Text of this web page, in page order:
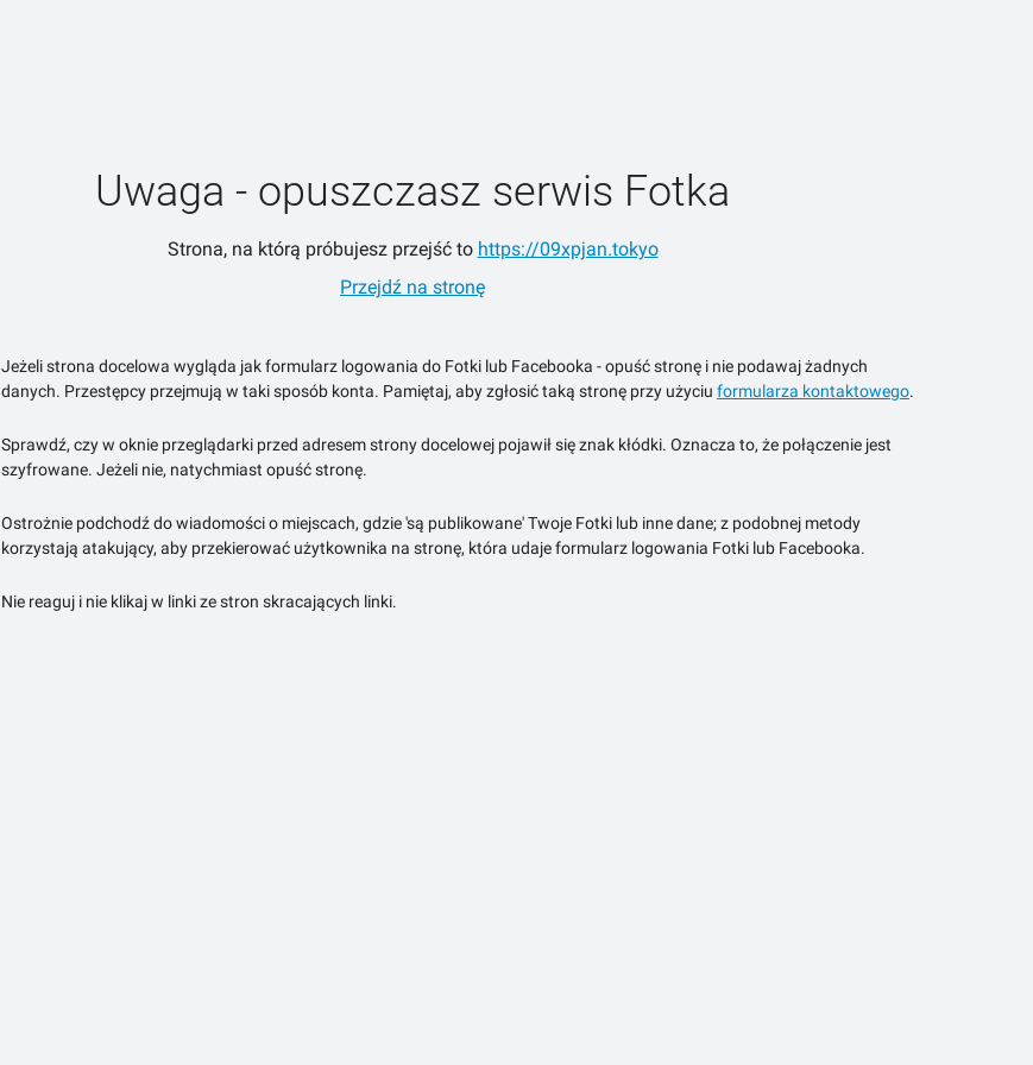
Uwaga - opuszczasz serwis Fotka
Strona, na którą próbujesz przejść to https://09xpjan.tokyo
Przejdź na stronę
Jeżeli strona docelowa wygląda jak formularz logowania do Fotki lub Facebooka - opuść stronę i nie podawaj żadnych
danych. Przestępcy przejmują w taki sposób konta. Pamiętaj, aby zgłosić taką stronę przy użyciu formularza kontaktowego.
Sprawdź, czy w oknie przeglądarki przed adresem strony docelowej pojawił się znak kłódki. Oznacza to, że połączenie jest
szyfrowane. Jeżeli nie, natychmiast opuść stronę.
Ostrożnie podchodź do wiadomości o miejscach, gdzie 'są publikowane' Twoje Fotki lub inne dane; z podobnej metody
korzystają atakujący, aby przekierować użytkownika na stronę, która udaje formularz logowania Fotki lub Facebooka.
Nie reaguj i nie klikaj w linki ze stron skracających linki.